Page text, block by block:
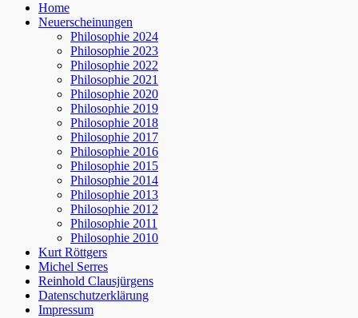
Home
Neuerscheinungen
Philosophie 2024
Philosophie 2023
Philosophie 2022
Philosophie 2021
Philosophie 2020
Philosophie 2019
Philosophie 2018
Philosophie 2017
Philosophie 2016
Philosophie 2015
Philosophie 2014
Philosophie 2013
Philosophie 2012
Philosophie 2011
Philosophie 2010
Kurt Röttgers
Michel Serres
Reinhold Clausjürgens
Datenschutzerklärung
Impressum